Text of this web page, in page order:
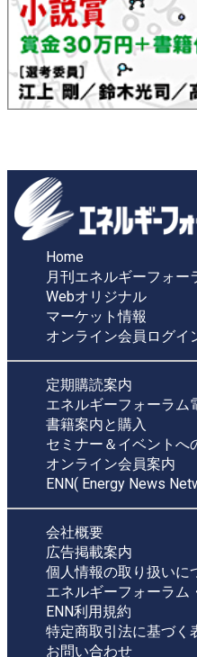
Home
月刊エネルギーフォー
Webオリジナル
マーケット情報
オンライン会員ログイ
定期購読案内
エネルギーフォーラム
書籍案内と購入
セミナー＆イベントへ
オンライン会員案内
ENN( Energy News
会社概要
広告掲載案内
個人情報の取り扱いに
エネルギーフォーラム
ENN利用規約
特定商取引法に基づく
お問い合わせ